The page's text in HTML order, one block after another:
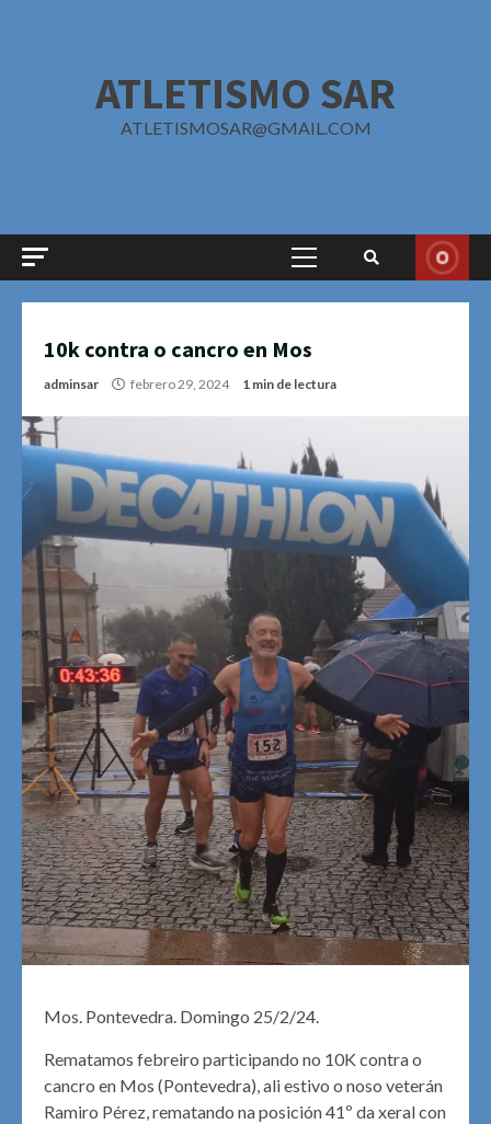
ATLETISMO SAR
ATLETISMOSAR@GMAIL.COM
Menú
10k contra o cancro en Mos
adminsar febrero 29, 2024 1 min de lectura
Mos. Pontevedra. Domingo 25/2/24.
Rematamos febreiro participando no 10K contra o
cancro en Mos (Pontevedra), ali estivo o noso veterán
Ramiro Pérez, rematando na posición 41º da xeral con